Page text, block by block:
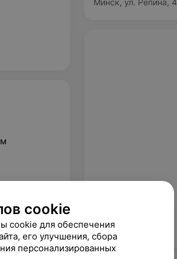
учтёт
Минск, ул. Репина, 4
cookie
cookie для обеспечения
его улучшения, сбора
персонализированных